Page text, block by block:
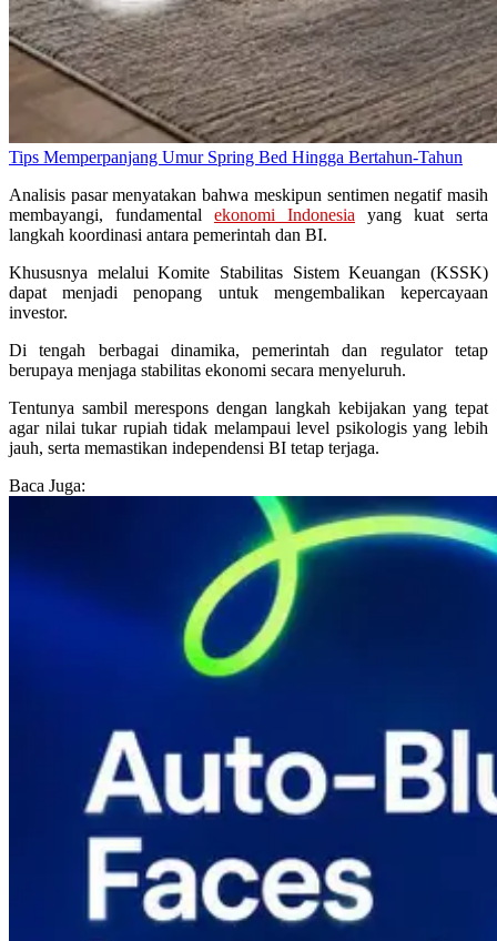
Tips Memperpanjang Umur Spring Bed Hingga Bertahun-Tahun
Analisis pasar menyatakan bahwa meskipun sentimen negatif masih
membayangi, fundamental ekonomi Indonesia yang kuat serta
langkah koordinasi antara pemerintah dan BI.
Khususnya melalui Komite Stabilitas Sistem Keuangan (KSSK)
dapat menjadi penopang untuk mengembalikan kepercayaan
investor.
Di tengah berbagai dinamika, pemerintah dan regulator tetap
berupaya menjaga stabilitas ekonomi secara menyeluruh.
Tentunya sambil merespons dengan langkah kebijakan yang tepat
agar nilai tukar rupiah tidak melampaui level psikologis yang lebih
jauh, serta memastikan independensi BI tetap terjaga.
Baca Juga: